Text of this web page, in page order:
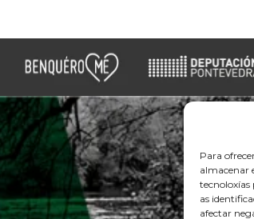
Para
almacenar
as
afectar